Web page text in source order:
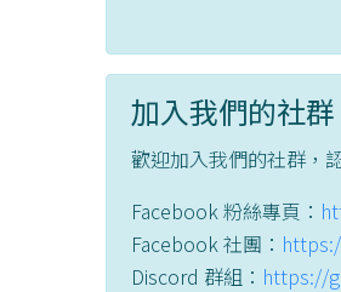
加入我們的社群
歡迎加入我們的社群，
Facebook 粉絲專頁：
Facebook 社團：
Discord 群組： https://